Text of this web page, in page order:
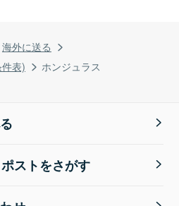
海外に送る
表)
ホンジュラス
ストをさがす